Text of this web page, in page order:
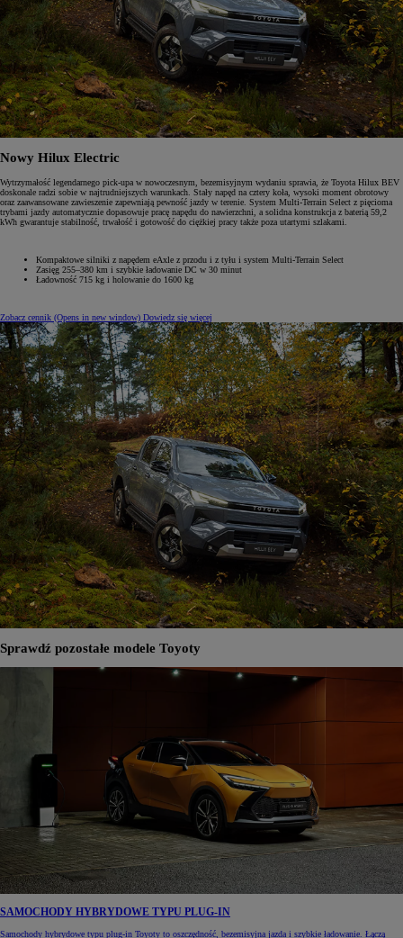
Nowy Hilux Electric
Wytrzymałość legendarnego pick-upa w nowoczesnym, bezemisyjnym wydaniu sprawia, że Toyota Hilux BEV
doskonale radzi sobie w najtrudniejszych warunkach. Stały napęd na cztery koła, wysoki moment obrotowy
oraz zaawansowane zawieszenie zapewniają pewność jazdy w terenie. System Multi-Terrain Select z pięcioma
trybami jazdy automatycznie dopasowuje pracę napędu do nawierzchni, a solidna konstrukcja z baterią 59,2
kWh gwarantuje stabilność, trwałość i gotowość do ciężkiej pracy także poza utartymi szlakami.
Kompaktowe silniki z napędem eAxle z przodu i z tyłu i system Multi-Terrain Select
Zasięg 255–380 km i szybkie ładowanie DC w 30 minut
Ładowność 715 kg i holowanie do 1600 kg
Zobacz cennik (Opens in new window) Dowiedz się więcej
Sprawdź pozostałe modele Toyoty
SAMOCHODY HYBRYDOWE TYPU PLUG-IN
Samochody hybrydowe typu plug-in Toyoty to oszczędność, bezemisyjna jazda i szybkie ładowanie. Łączą